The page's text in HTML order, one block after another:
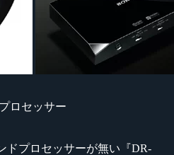
ロセッサー
ドプロセッサーが無い『DR-